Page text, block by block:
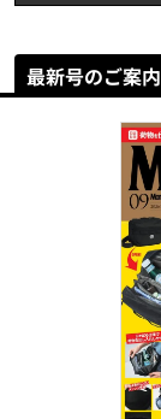
最新号のご案内